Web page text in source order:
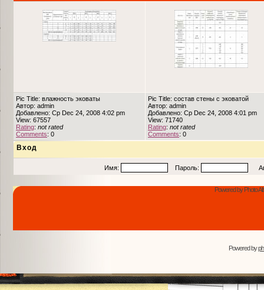
Pic Title: влажность эковаты
Автор: admin
Добавлено: Ср Dec 24, 2008 4:02 pm
View: 67557
Rating: not rated
Comments: 0
Pic Title: состав стены с эковатой
Автор: admin
Добавлено: Ср Dec 24, 2008 4:01 pm
View: 71740
Rating: not rated
Comments: 0
Вход
Имя: Пароль:
Powered by Photo
Powered by